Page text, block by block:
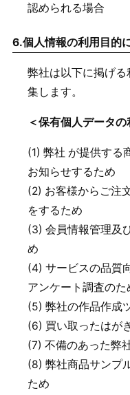
認められる場合
6.個人情報の利用目的
弊社は以下に掲げ
集します。
＜保有個人データの
(1) 弊社 が提供する
お知らせするため
(2) お客様からご注
をするため
(3) 会員情報管理及
め
(4) サービスの品質
アンケート調査のた
(5) 弊社の作品作成
(6) 買い取ったはが
(7) 不備のあった弊
(8) 弊社商品サンプ
ため